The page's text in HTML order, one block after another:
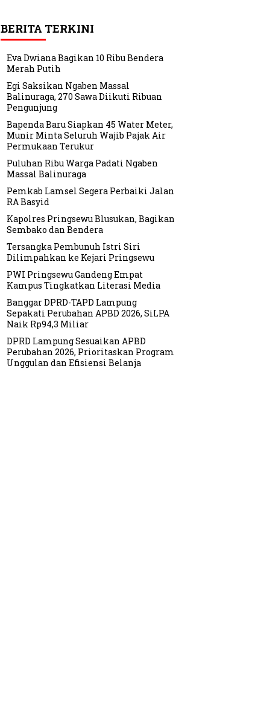
BERITA TERKINI
Eva Dwiana Bagikan 10 Ribu Bendera
Merah Putih
Egi Saksikan Ngaben Massal
Balinuraga, 270 Sawa Diikuti Ribuan
Pengunjung
Bapenda Baru Siapkan 45 Water Meter,
Munir Minta Seluruh Wajib Pajak Air
Permukaan Terukur
Puluhan Ribu Warga Padati Ngaben
Massal Balinuraga
Pemkab Lamsel Segera Perbaiki Jalan
RA Basyid
Kapolres Pringsewu Blusukan, Bagikan
Sembako dan Bendera
Tersangka Pembunuh Istri Siri
Dilimpahkan ke Kejari Pringsewu
PWI Pringsewu Gandeng Empat
Kampus Tingkatkan Literasi Media
Banggar DPRD-TAPD Lampung
Sepakati Perubahan APBD 2026, SiLPA
Naik Rp94,3 Miliar
DPRD Lampung Sesuaikan APBD
Perubahan 2026, Prioritaskan Program
Unggulan dan Efisiensi Belanja